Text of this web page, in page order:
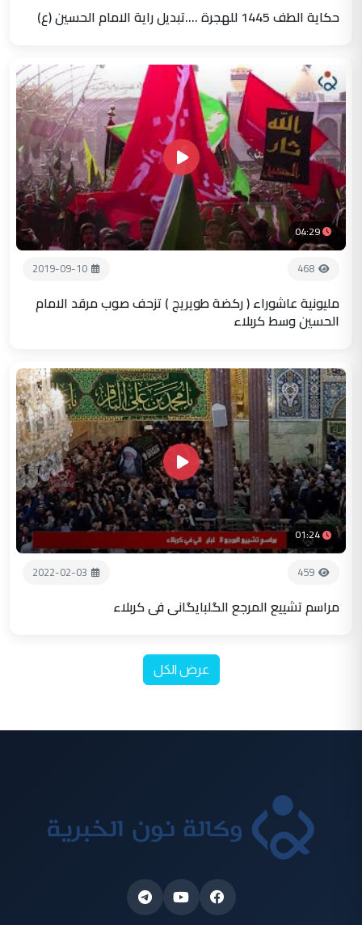
حكاية الطف 1445 للهجرة ....تبديل راية الامام الحسين (ع)
04:29
468
2019-09-10
مليونية عاشوراء ( ركضة طويريج ) تزحف صوب مرقد الامام
الحسين وسط كربلاء
01:24
459
2022-02-03
مراسم تشييع المرجع الگلبايگاني في كربلاء
عرض الكل